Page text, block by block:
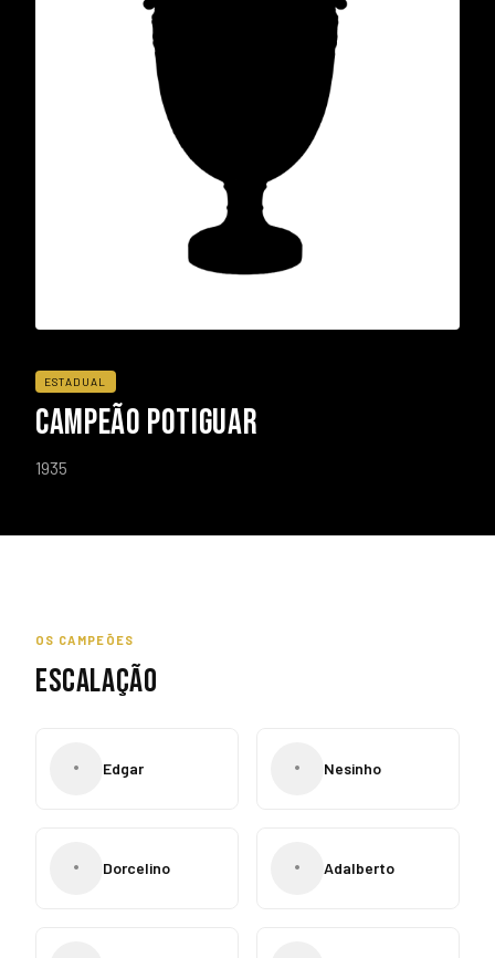
ESTADUAL
CAMPEÃO POTIGUAR
1935
OS CAMPEÕES
ESCALAÇÃO
• Edgar • Nesinho
• Dorcelino • Adalberto